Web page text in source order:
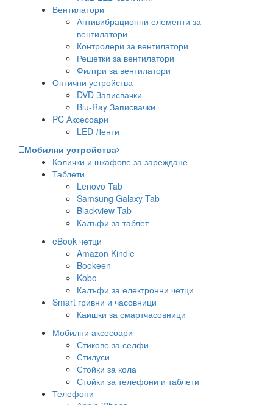
Вентилатори
Антивибрационни елементи за
вентилатори
Контролери за вентилатори
Решетки за вентилатори
Филтри за вентилатори
Оптични устройства
DVD Записвачки
Blu-Ray Записвачки
PC Аксесоари
LED Ленти
Мобилни устройства
Колички и шкафове за зареждане
Таблети
Lenovo Tab
Samsung Galaxy Tab
Blackview Tab
Калъфи за таблет
eBook четци
Amazon Kindle
Bookeen
Kobo
Калъфи за електронни четци
Smart гривни и часовници
Каишки за смартчасовници
Мобилни аксесоари
Стикове за селфи
Стилуси
Стойки за кола
Стойки за телефони и таблети
Телефони